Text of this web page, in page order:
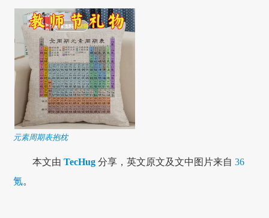
元素周期表抱枕
本文由TecHug 分享，英文原文及文中图片来自36
氪。